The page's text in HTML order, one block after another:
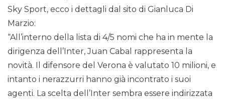
Sky Sport, ecco i dettagli dal sito di Gianluca Di
Marzio:
“All’interno della lista di 4/5 nomi che ha in mente la
dirigenza dell’Inter, Juan Cabal rappresenta la
novità. Il difensore del Verona è valutato 10 milioni, e
intanto i nerazzurri hanno già incontrato i suoi
agenti. La scelta dell’Inter sembra essere indirizzata